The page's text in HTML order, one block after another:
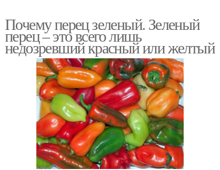
Почему перец зеленый. Зеленый
перец – это всего лишь
недозревший красный или желтый